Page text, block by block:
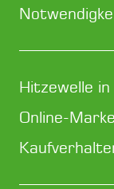
Hitzewelle
Online-